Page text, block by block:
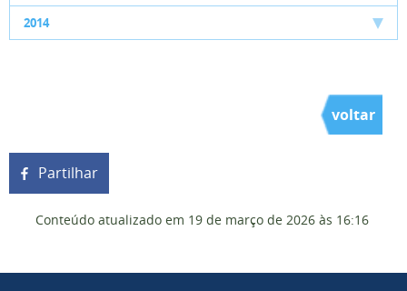
2014
voltar
Partilhar
Conteúdo atualizado em 19 de março de 2026 às 16:16